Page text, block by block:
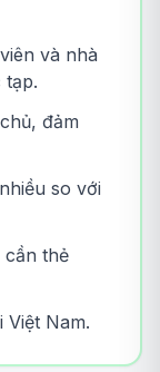
và nhà
tạp.
đảm
so với
cần thẻ
Nam.